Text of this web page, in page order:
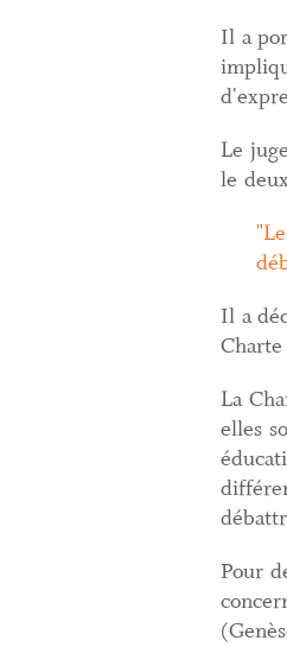
Il a
Le
le
Il a
La
elles
Pour